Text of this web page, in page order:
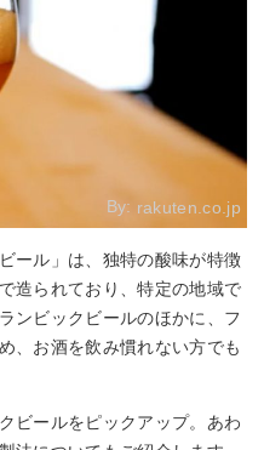
By: rakuten.co.jp
ール」は、独特の酸味が特徴
造られており、特定の地域で
ンビックビールのほかに、フ
、お酒を飲み慣れない方でも
ビールをピックアップ。あわ